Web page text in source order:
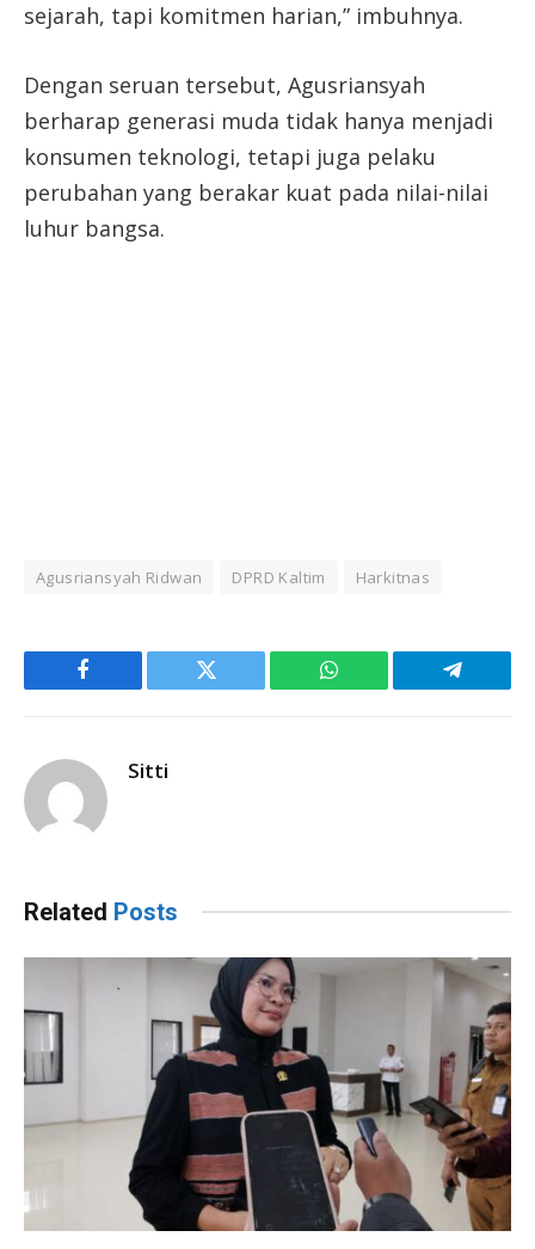
sejarah, tapi komitmen harian,” imbuhnya.
Dengan seruan tersebut, Agusriansyah
berharap generasi muda tidak hanya menjadi
konsumen teknologi, tetapi juga pelaku
perubahan yang berakar kuat pada nilai-nilai
luhur bangsa.
Agusriansyah Ridwan DPRD Kaltim Harkitnas
Facebook Twitter WhatsApp Telegram
Sitti
Related Posts